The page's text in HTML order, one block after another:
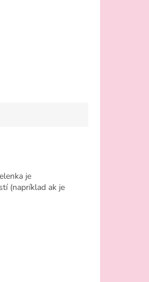
je
(napríklad ak je